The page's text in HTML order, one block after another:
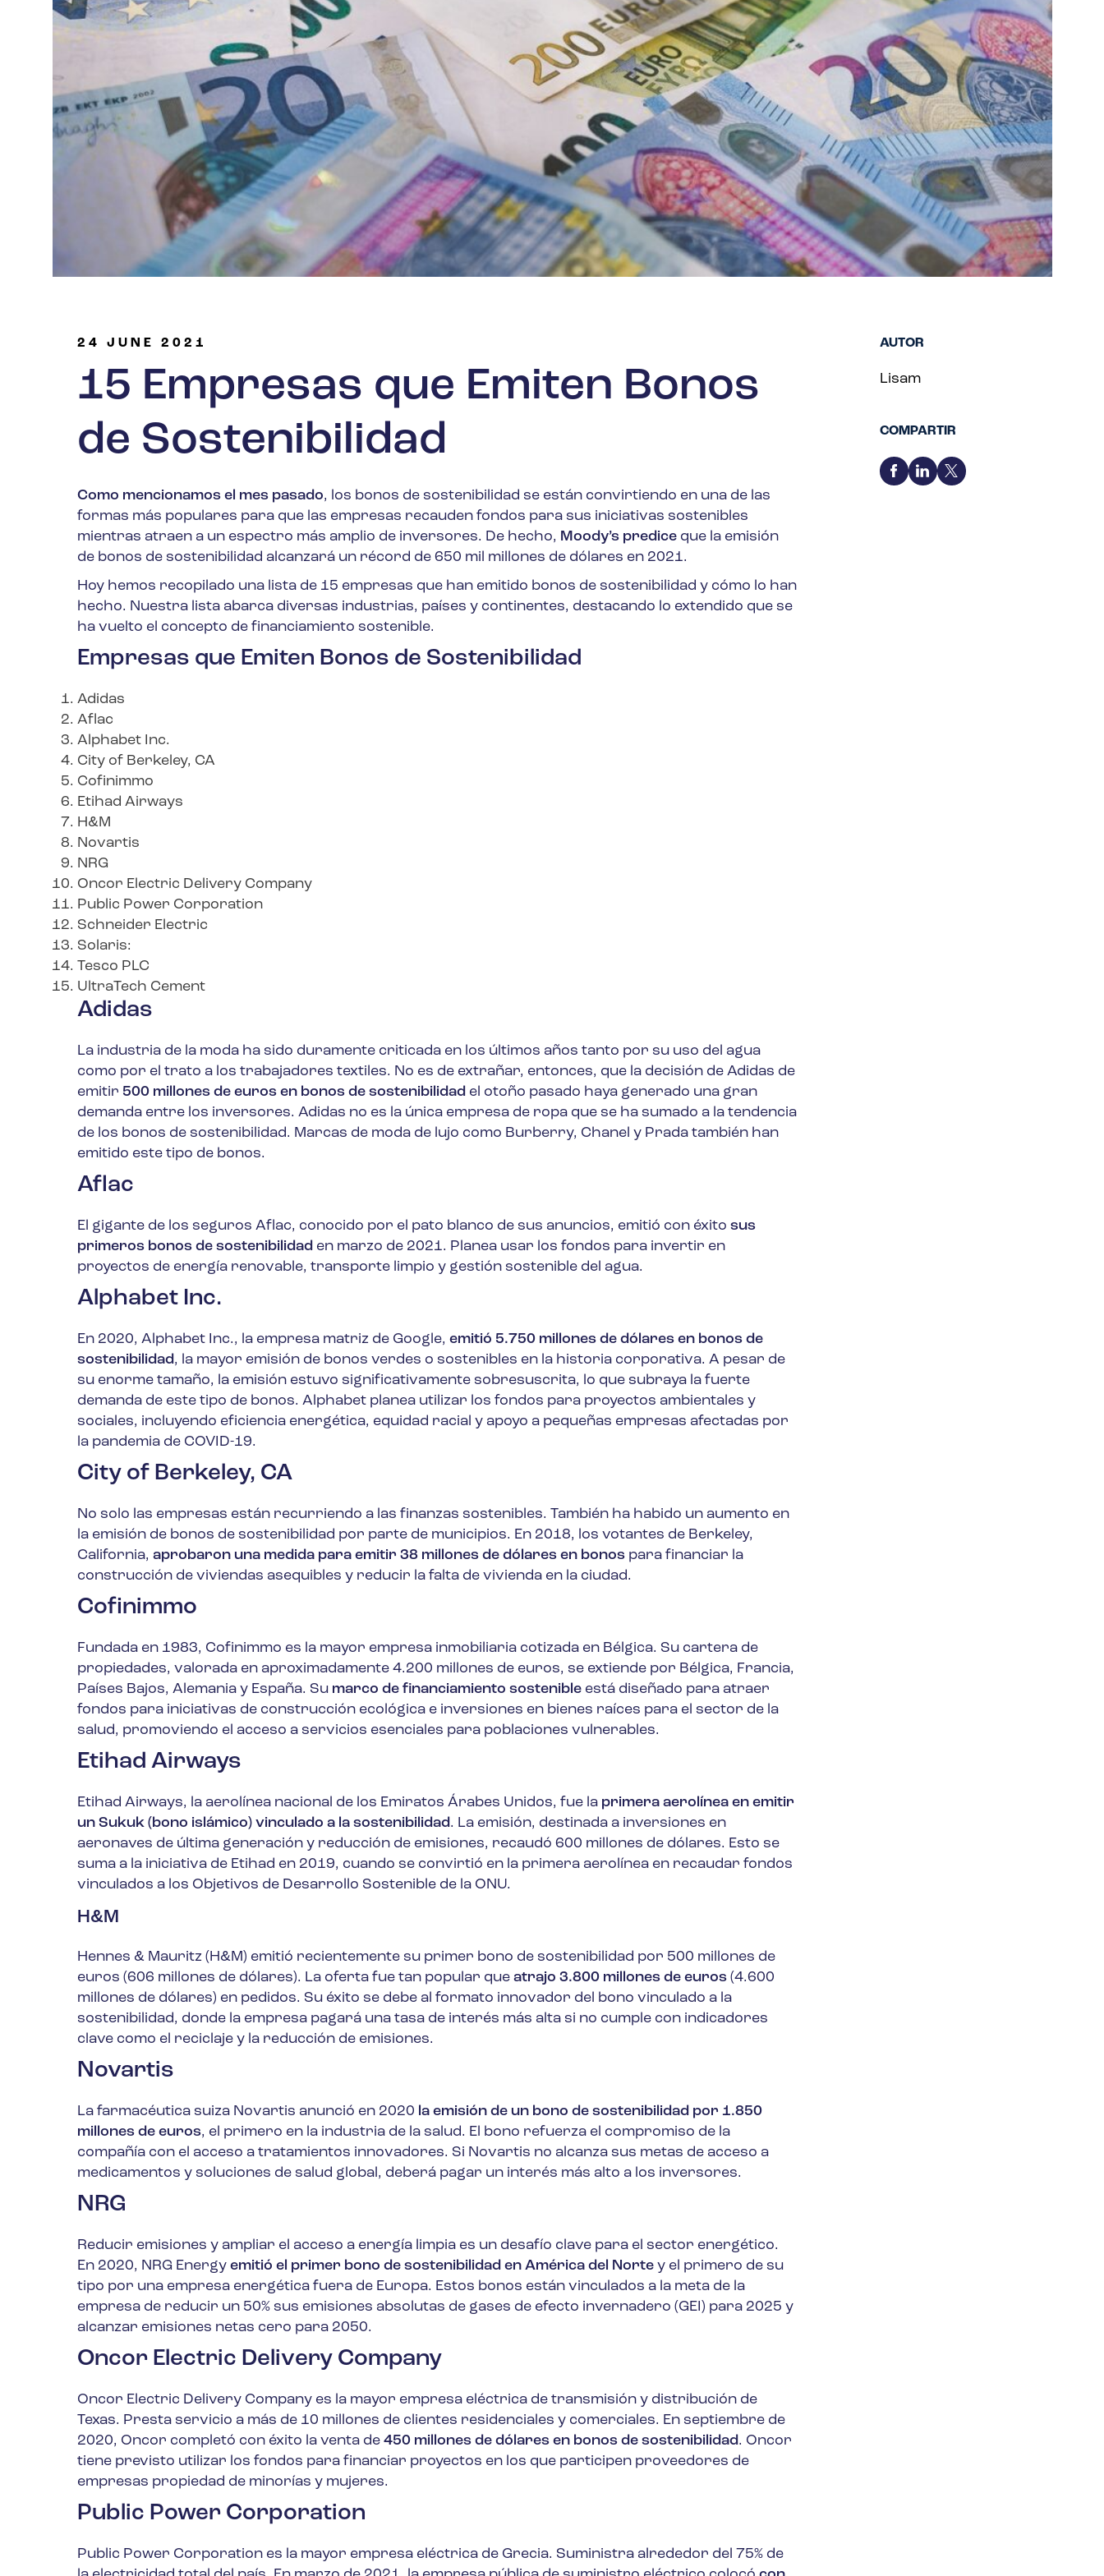
Industria de petróleo y gas
24 JUNE 2021
15 Empresas que Emiten Bonos
de Sostenibilidad
Como mencionamos el mes pasado, los bonos de sostenibilidad se están convirtiendo en una de las
formas más populares para que las empresas recauden fondos para sus iniciativas sostenibles
mientras atraen a un espectro más amplio de inversores. De hecho, Moody’s prediceque la emisión
de bonos de sostenibilidad alcanzará un récord de 650 mil millones de dólares en 2021.
Hoy hemos recopilado una lista de 15 empresas que han emitido bonos de sostenibilidad y cómo lo han
hecho. Nuestra lista abarca diversas industrias, países y continentes, destacando lo extendido que se
ha vuelto el concepto de financiamiento sostenible.
Empresas que Emiten Bonos de Sostenibilidad
Adidas
Aflac
Alphabet Inc.
City of Berkeley, CA
Cofinimmo
Etihad Airways
H&M
Novartis
NRG
Oncor Electric Delivery Company
Public Power Corporation
Schneider Electric
Solaris:
Tesco PLC
UltraTech Cement
Adidas
La industria de la moda ha sido duramente criticada en los últimos años tanto por su uso del agua
como por el trato a los trabajadores textiles. No es de extrañar, entonces, que la decisión de Adidas de
emitir 500 millones de euros en bonos de sostenibilidadel otoño pasado haya generado una gran
demanda entre los inversores. Adidas no es la única empresa de ropa que se ha sumado a la tendencia
de los bonos de sostenibilidad. Marcas de moda de lujo como Burberry, Chanel y Prada también han
emitido este tipo de bonos.
Aflac
El gigante de los seguros Aflac, conocido por el pato blanco de sus anuncios, emitió con éxito sus
primeros bonos de sostenibilidaden marzo de 2021. Planea usar los fondos para invertir en
proyectos de energía renovable, transporte limpio y gestión sostenible del agua.
Alphabet Inc.
En 2020, Alphabet Inc., la empresa matriz de Google, emitió 5.750 millones de dólares en bonos de
sostenibilidad, la mayor emisión de bonos verdes o sostenibles en la historia corporativa. A pesar de
su enorme tamaño, la emisión estuvo significativamente sobresuscrita, lo que subraya la fuerte
demanda de este tipo de bonos. Alphabet planea utilizar los fondos para proyectos ambientales y
sociales, incluyendo eficiencia energética, equidad racial y apoyo a pequeñas empresas afectadas por
la pandemia de COVID-19.
City of Berkeley, CA
No solo las empresas están recurriendo a las finanzas sostenibles. También ha habido un aumento en
la emisión de bonos de sostenibilidad por parte de municipios. En 2018, los votantes de Berkeley,
California, aprobaron una medida para emitir 38 millones de dólares en bonospara financiar la
construcción de viviendas asequibles y reducir la falta de vivienda en la ciudad.
Cofinimmo
Fundada en 1983, Cofinimmo es la mayor empresa inmobiliaria cotizada en Bélgica. Su cartera de
propiedades, valorada en aproximadamente 4.200 millones de euros, se extiende por Bélgica, Francia,
Países Bajos, Alemania y España. Su marco de financiamiento sostenibleestá diseñado para atraer
fondos para iniciativas de construcción ecológica e inversiones en bienes raíces para el sector de la
salud, promoviendo el acceso a servicios esenciales para poblaciones vulnerables.
Etihad Airways
Etihad Airways, la aerolínea nacional de los Emiratos Árabes Unidos, fue la primera aerolínea en emitir
un Sukuk (bono islámico) vinculado a la sostenibilidad. La emisión, destinada a inversiones en
aeronaves de última generación y reducción de emisiones, recaudó 600 millones de dólares. Esto se
suma a la iniciativa de Etihad en 2019, cuando se convirtió en la primera aerolínea en recaudar fondos
vinculados a los Objetivos de Desarrollo Sostenible de la ONU.
H&M
Hennes & Mauritz (H&M) emitió recientemente su primer bono de sostenibilidad por 500 millones de
euros (606 millones de dólares). La oferta fue tan popular que atrajo 3.800 millones de euros(4.600
millones de dólares) en pedidos. Su éxito se debe al formato innovador del bono vinculado a la
sostenibilidad, donde la empresa pagará una tasa de interés más alta si no cumple con indicadores
clave como el reciclaje y la reducción de emisiones.
Novartis
La farmacéutica suiza Novartis anunció en 2020 la emisión de un bono de sostenibilidad por 1.850
millones de euros, el primero en la industria de la salud. El bono refuerza el compromiso de la
compañía con el acceso a tratamientos innovadores. Si Novartis no alcanza sus metas de acceso a
medicamentos y soluciones de salud global, deberá pagar un interés más alto a los inversores.
NRG
Reducir emisiones y ampliar el acceso a energía limpia es un desafío clave para el sector energético.
En 2020, NRG Energy emitió el primer bono de sostenibilidad en América del Nortey el primero de su
tipo por una empresa energética fuera de Europa. Estos bonos están vinculados a la meta de la
empresa de reducir un 50% sus emisiones absolutas de gases de efecto invernadero (GEI) para 2025 y
alcanzar emisiones netas cero para 2050.
Oncor Electric Delivery Company
Oncor Electric Delivery Company es la mayor empresa eléctrica de transmisión y distribución de
Texas. Presta servicio a más de 10 millones de clientes residenciales y comerciales. En septiembre de
2020, Oncor completó con éxito la venta de 450 millones de dólares en bonos de sostenibilidad. Oncor
tiene previsto utilizar los fondos para financiar proyectos en los que participen proveedores de
empresas propiedad de minorías y mujeres.
Public Power Corporation
Public Power Corporation es la mayor empresa eléctrica de Grecia. Suministra alrededor del 75% de
AUTOR
Lisam
COMPARTIR